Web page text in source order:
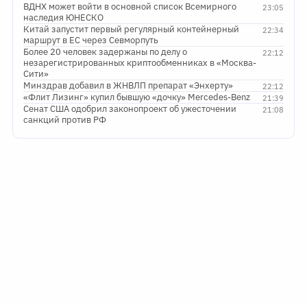
23:05
ВДНХ может войти в основной список Всемирного
наследия ЮНЕСКО
22:34
Китай запустит первый регулярный контейнерный
маршрут в ЕС через Севморпуть
22:12
Более 20 человек задержаны по делу о
незарегистрированных криптообменниках в «Москва-
Сити»
22:12
Минздрав добавил в ЖНВЛП препарат «Энхерту»
21:39
«Флит Лизинг» купил бывшую «дочку» Mercedes-Benz
21:08
Сенат США одобрил законопроект об ужесточении
санкций против РФ